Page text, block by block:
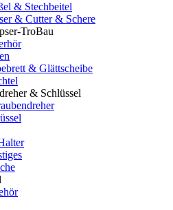
& Stechbeitel
& Cutter & Schere
TroBau
& Glättscheibe
& Schlüssel